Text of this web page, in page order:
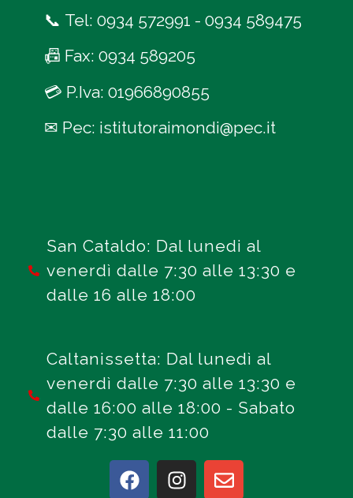
📞 Tel: 0934 572991 - 0934 589475
📠 Fax: 0934 589205
💳 P.Iva: 01966890855
✉ Pec: istitutoraimondi@pec.it
San Cataldo: Dal lunedi al
venerdì dalle 7:30 alle 13:30 e
dalle 16 alle 18:00
Caltanissetta: Dal lunedì al
venerdì dalle 7:30 alle 13:30 e
dalle 16:00 alle 18:00 - Sabato
dalle 7:30 alle 11:00